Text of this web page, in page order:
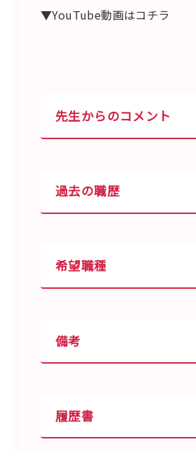
▼YouTube動画はコチラ
先生からのコメント
過去の職歴
希望職種
備考
履歴書